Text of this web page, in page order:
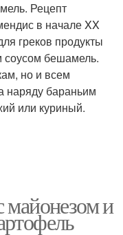
Рецепт
в начале XX
греков продукты
соусом бешамель.
но и всем
бараньим
или куриный.
майонезом и